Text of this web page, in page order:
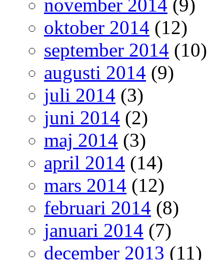
november 2014 (9)
oktober 2014 (12)
september 2014 (10)
augusti 2014 (9)
juli 2014 (3)
juni 2014 (2)
maj 2014 (3)
april 2014 (14)
mars 2014 (12)
februari 2014 (8)
januari 2014 (7)
december 2013 (11)